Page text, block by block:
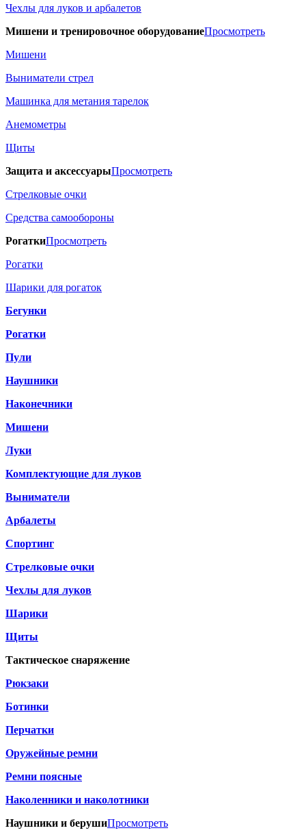
Чехлы для луков и арбалетов
Мишени и тренировочное оборудованиеПросмотреть
Мишени
Выниматели стрел
Машинка для метания тарелок
Анемометры
Щиты
Защита и аксессуарыПросмотреть
Стрелковые очки
Средства самообороны
РогаткиПросмотреть
Рогатки
Шарики для рогаток
Бегунки
Рогатки
Пули
Наушники
Наконечники
Мишени
Луки
Комплектующие для луков
Выниматели
Арбалеты
Спортинг
Стрелковые очки
Чехлы для луков
Шарики
Щиты
Тактическое снаряжение
Рюкзаки
Ботинки
Перчатки
Оружейные ремни
Ремни поясные
Наколенники и наколотники
Наушники и берушиПросмотреть